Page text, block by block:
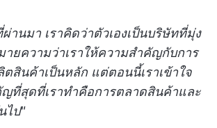
านมา เราคิดว่าตัวเองเป็นบริษัทที่มุ่ง
ายความว่าเราให้ความสำคัญกับการ
สินค้าเป็นหลัก แต่ตอนนี้เราเข้าใจ
ที่สุดที่เราทำคือการตลาดสินค้าและ
ไป"